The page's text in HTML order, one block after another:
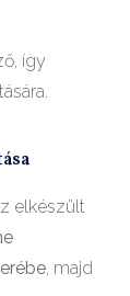
így
elkészült
, majd